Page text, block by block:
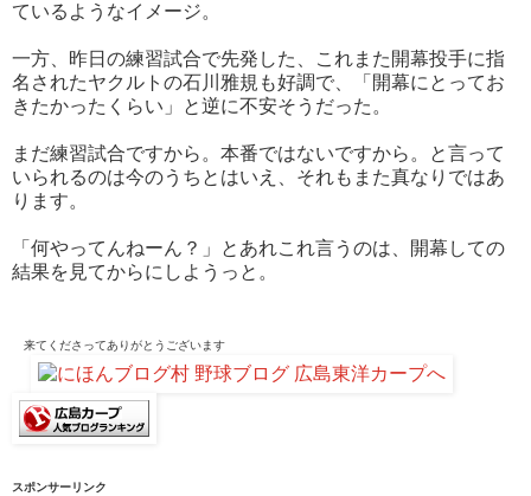
ているようなイメージ。
一方、昨日の練習試合で先発した、これまた開幕投手に指
名されたヤクルトの石川雅規も好調で、「開幕にとってお
きたかったくらい」と逆に不安そうだった。
まだ練習試合ですから。本番ではないですから。と言って
いられるのは今のうちとはいえ、それもまた真なりではあ
ります。
「何やってんねーん？」とあれこれ言うのは、開幕しての
結果を見てからにしようっと。
来てくださってありがとうございます
スポンサーリンク